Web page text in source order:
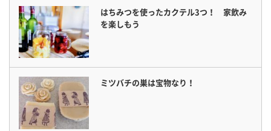
はちみつを使ったカクテル3つ！ 家飲み
を楽しもう
ミツバチの巣は宝物なり！